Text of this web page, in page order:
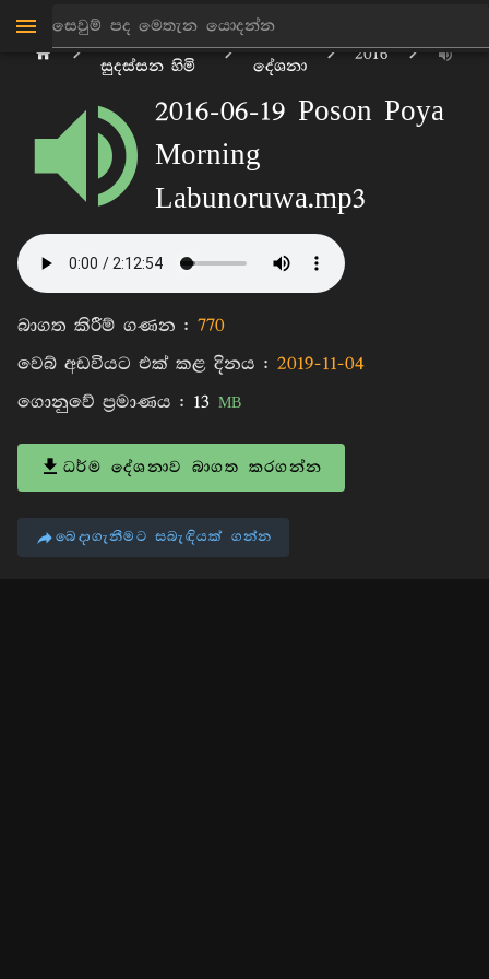
සුදස්සන හිමි
දේශනා
2016
2016-06-19 Poson Poya
Morning
Labunoruwa.mp3
බාගත කිරීම් ගණන : 770
වෙබ් අඩවියට එක් කළ දිනය : 2019-11-04
ගොනුවේ ප්‍රමාණය : 13 MB
ධර්ම දේශනාව බාගත කරගන්න
බෙදාගැනීමට සබැඳියක් ගන්න